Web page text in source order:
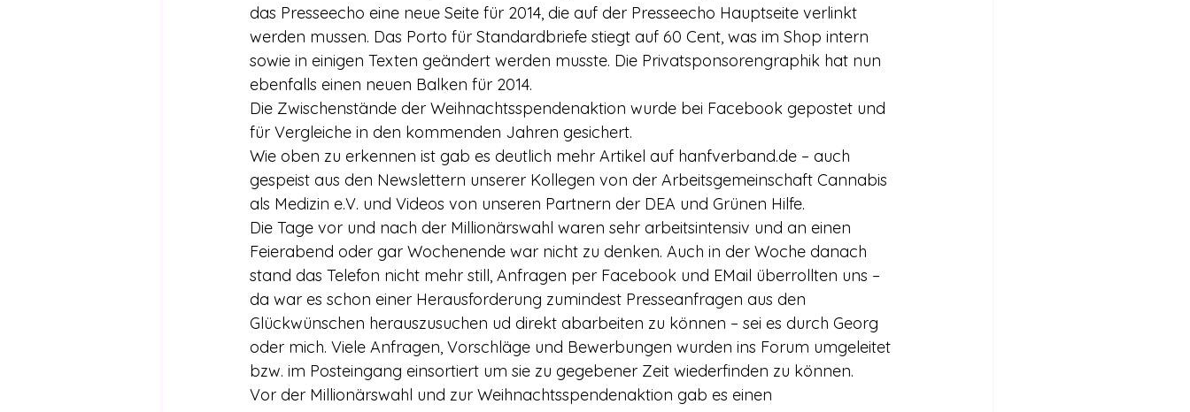
das Presseecho eine neue Seite für 2014, die auf der Presseecho Hauptseite verlinkt
werden mussen. Das Porto für Standardbriefe stiegt auf 60 Cent, was im Shop intern
sowie in einigen Texten geändert werden musste. Die Privatsponsorengraphik hat nun
ebenfalls einen neuen Balken für 2014.
Die Zwischenstände der Weihnachtsspendenaktion wurde bei Facebook gepostet und
für Vergleiche in den kommenden Jahren gesichert.
Wie oben zu erkennen ist gab es deutlich mehr Artikel auf hanfverband.de – auch
gespeist aus den Newslettern unserer Kollegen von der Arbeitsgemeinschaft Cannabis
als Medizin e.V. und Videos von unseren Partnern der DEA und Grünen Hilfe.
Die Tage vor und nach der Millionärswahl waren sehr arbeitsintensiv und an einen
Feierabend oder gar Wochenende war nicht zu denken. Auch in der Woche danach
stand das Telefon nicht mehr still, Anfragen per Facebook und EMail überrollten uns –
da war es schon einer Herausforderung zumindest Presseanfragen aus den
Glückwünschen herauszusuchen ud direkt abarbeiten zu können – sei es durch Georg
oder mich. Viele Anfragen, Vorschläge und Bewerbungen wurden ins Forum umgeleitet
bzw. im Posteingang einsortiert um sie zu gegebener Zeit wiederfinden zu können.
Vor der Millionärswahl und zur Weihnachtsspendenaktion gab es einen